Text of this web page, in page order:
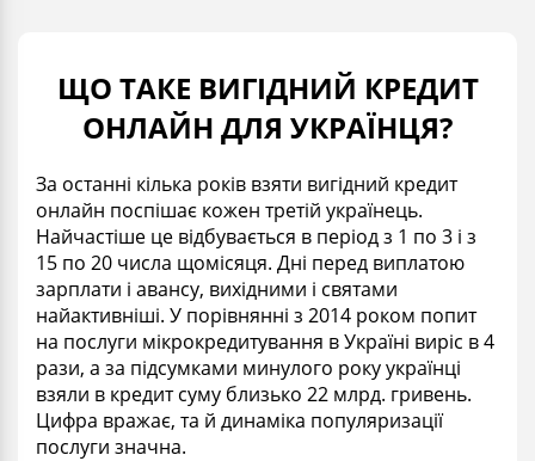
ЩО ТАКЕ ВИГІДНИЙ КРЕДИТ
ОНЛАЙН ДЛЯ УКРАЇНЦЯ?
За останні кілька років взяти вигідний кредит
онлайн поспішає кожен третій українець.
Найчастіше це відбувається в період з 1 по 3 і з
15 по 20 числа щомісяця. Дні перед виплатою
зарплати і авансу, вихідними і святами
найактивніші. У порівнянні з 2014 роком попит
на послуги мікрокредитування в Україні виріс в 4
рази, а за підсумками минулого року українці
взяли в кредит суму близько 22 млрд. гривень.
Цифра вражає, та й динаміка популяризації
послуги значна.